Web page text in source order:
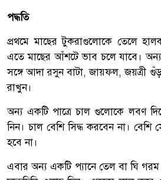
পদ্ধতি
প্রথমে মাছের টুকরাগুলোকে তেলে
এতে মাছের আঁশটে ভাব চলে যাবে।
সঙ্গে আদা রসুন বাটা, জায়ফল, জয়ত্রী
রাখুন।
অন্য একটি পাত্রে চাল গুলোকে লবণ
নিন। চাল বেশি সিদ্ধ করবেন না। বেশি
হবে না।
এবার অন্য একটি প্যানে তেল বা ঘি